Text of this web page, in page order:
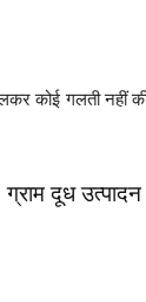
कोई गलती नहीं
दूध